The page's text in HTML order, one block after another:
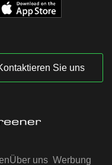
Sie uns
Über uns Werbung